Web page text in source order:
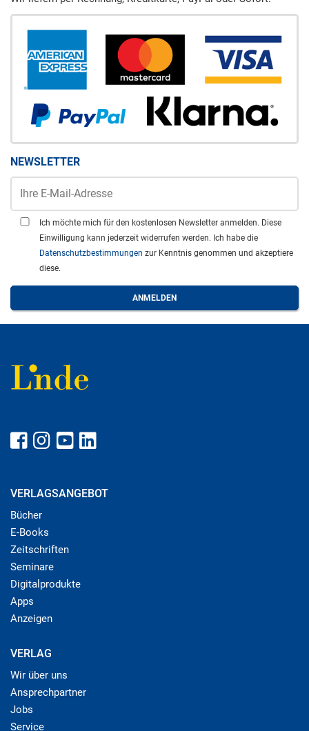
NEWSLETTER
Ich möchte mich für den kostenlosen Newsletter anmelden. Diese
Einwilligung kann jederzeit widerrufen werden. Ich habe die
Datenschutzbestimmungen zur Kenntnis genommen und akzeptiere
diese.
VERLAGSANGEBOT
Bücher
E-Books
Zeitschriften
Seminare
Digitalprodukte
Apps
Anzeigen
VERLAG
Wir über uns
Ansprechpartner
Jobs
Service